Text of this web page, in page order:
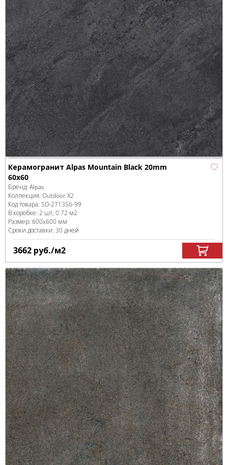
Керамогранит Alpas Mountain Black 20mm
60x60
Бренд: Alpas
Коллекция: Outdoor X2
Код товара: SD-271356-99
В коробке: 2 шт, 0.72 м2
Размер: 600x600 мм
Сроки доставки: 30 дней
3662 руб./м2